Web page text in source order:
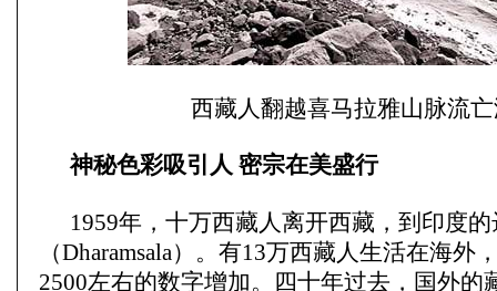
西藏人翻越喜马拉雅山脉流
神秘色彩吸引人 密宗在美盛行
1959年，十万西藏人离开西藏，到印度
（Dharamsala）。有13万西藏人生活在海外
2500左右的数字增加。四十年过去，国外的